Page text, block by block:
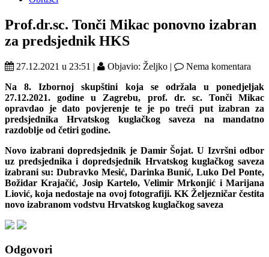
Prof.dr.sc. Tonči Mikac ponovno izabran
za predsjednik HKS
27.12.2021 u 23:51 | Objavio: Željko |
Nema komentara
Na 8. Izbornoj skupštini koja se održala u ponedjeljak
27.12.2021. godine u Zagrebu, prof. dr. sc. Tonči Mikac
opravdao je dato povjerenje te je po treći put izabran za
predsjednika Hrvatskog kuglačkog saveza na mandatno
razdoblje od četiri godine.
Novo izabrani dopredsjednik je Damir Šojat. U Izvršni odbor
uz predsjednika i dopredsjednik Hrvatskog kuglačkog saveza
izabrani su: Dubravko Mesić, Darinka Bunić, Luko Del Ponte,
Božidar Krajačić, Josip Kartelo, Velimir Mrkonjić i Marijana
Liović, koja nedostaje na ovoj fotografiji. KK Željezničar čestita
novo izabranom vodstvu Hrvatskog kuglačkog saveza
Odgovori